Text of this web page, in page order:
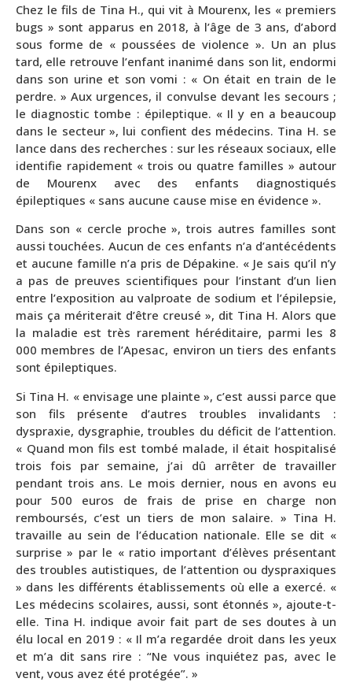
Chez le fils de Tina H., qui vit à Mourenx, les « premiers
bugs » sont apparus en 2018, à l’âge de 3 ans, d’abord
sous forme de « poussées de violence ». Un an plus
tard, elle retrouve l’enfant inanimé dans son lit, endormi
dans son urine et son vomi : « On était en train de le
perdre. » Aux urgences, il convulse devant les secours ;
le diagnostic tombe : épileptique. « Il y en a beaucoup
dans le secteur », lui confient des médecins. Tina H. se
lance dans des recherches : sur les réseaux sociaux, elle
identifie rapidement « trois ou quatre familles » autour
de Mourenx avec des enfants diagnostiqués
épileptiques « sans aucune cause mise en évidence ».
Dans son « cercle proche », trois autres familles sont
aussi touchées. Aucun de ces enfants n’a d’antécédents
et aucune famille n’a pris de Dépakine. « Je sais qu’il n’y
a pas de preuves scientifiques pour l’instant d’un lien
entre l’exposition au valproate de sodium et l’épilepsie,
mais ça mériterait d’être creusé », dit Tina H. Alors que
la maladie est très rarement héréditaire, parmi les 8
000 membres de l’Apesac, environ un tiers des enfants
sont épileptiques.
Si Tina H. « envisage une plainte », c’est aussi parce que
son fils présente d’autres troubles invalidants :
dyspraxie, dysgraphie, troubles du déficit de l’attention.
« Quand mon fils est tombé malade, il était hospitalisé
trois fois par semaine, j’ai dû arrêter de travailler
pendant trois ans. Le mois dernier, nous en avons eu
pour 500 euros de frais de prise en charge non
remboursés, c’est un tiers de mon salaire. » Tina H.
travaille au sein de l’éducation nationale. Elle se dit «
surprise » par le « ratio important d’élèves présentant
des troubles autistiques, de l’attention ou dyspraxiques
» dans les différents établissements où elle a exercé. «
Les médecins scolaires, aussi, sont étonnés », ajoute-t-
elle. Tina H. indique avoir fait part de ses doutes à un
élu local en 2019 : « Il m’a regardée droit dans les yeux
et m’a dit sans rire : “Ne vous inquiétez pas, avec le
vent, vous avez été protégée”. »